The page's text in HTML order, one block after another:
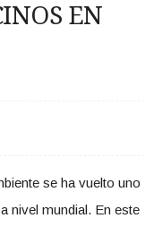
EN
se ha vuelto uno
nivel mundial. En este